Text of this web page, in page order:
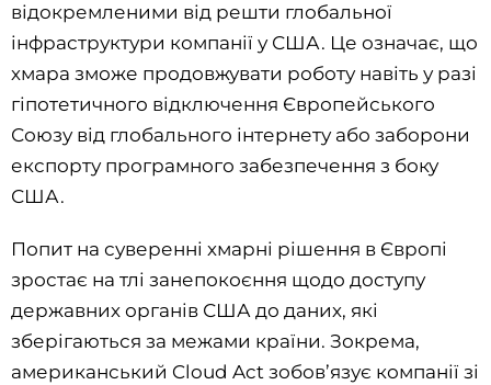
відокремленими від решти глобальної
інфраструктури компанії у США. Це означає, що
хмара зможе продовжувати роботу навіть у разі
гіпотетичного відключення Європейського
Союзу від глобального інтернету або заборони
експорту програмного забезпечення з боку
США.
Попит на суверенні хмарні рішення в Європі
зростає на тлі занепокоєння щодо доступу
державних органів США до даних, які
зберігаються за межами країни. Зокрема,
американський Cloud Act зобов’язує компанії зі